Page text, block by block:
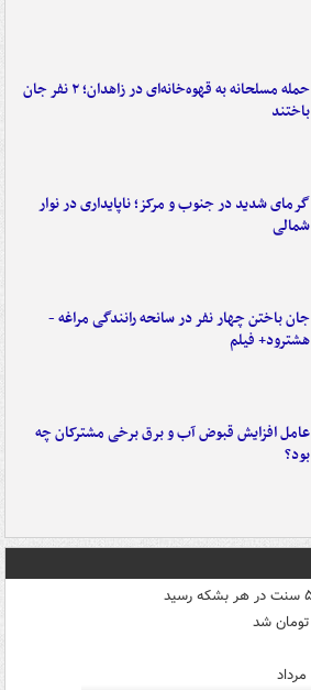
حمله مسلحانه به قهوه‌خانه‌ای در زاهدان؛ ۲ نفر جان
باختند
گرمای شدید در جنوب و مرکز؛ ناپایداری در نوار
شمالی
جان باختن چهار نفر در سانحه رانندگی مراغه -
هشترود+ فیلم
عامل افزایش قبوض آب و برق برخی مشترکان چه
بود؟